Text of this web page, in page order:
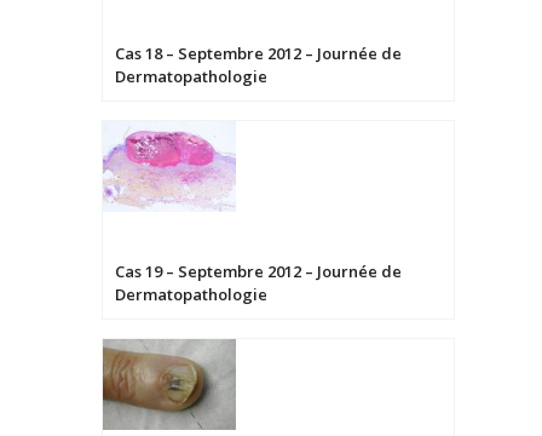
Cas 18 – Septembre 2012 – Journée de
Dermatopathologie
Cas 19 – Septembre 2012 – Journée de
Dermatopathologie